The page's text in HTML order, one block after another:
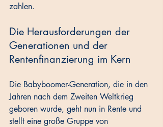
zahlen.
Die Herausforderungen der
Generationen und der
Rentenfinanzierung im Kern
Die Babyboomer-Generation, die in den
Jahren nach dem Zweiten Weltkrieg
geboren wurde, geht nun in Rente und
stellt eine große Gruppe von